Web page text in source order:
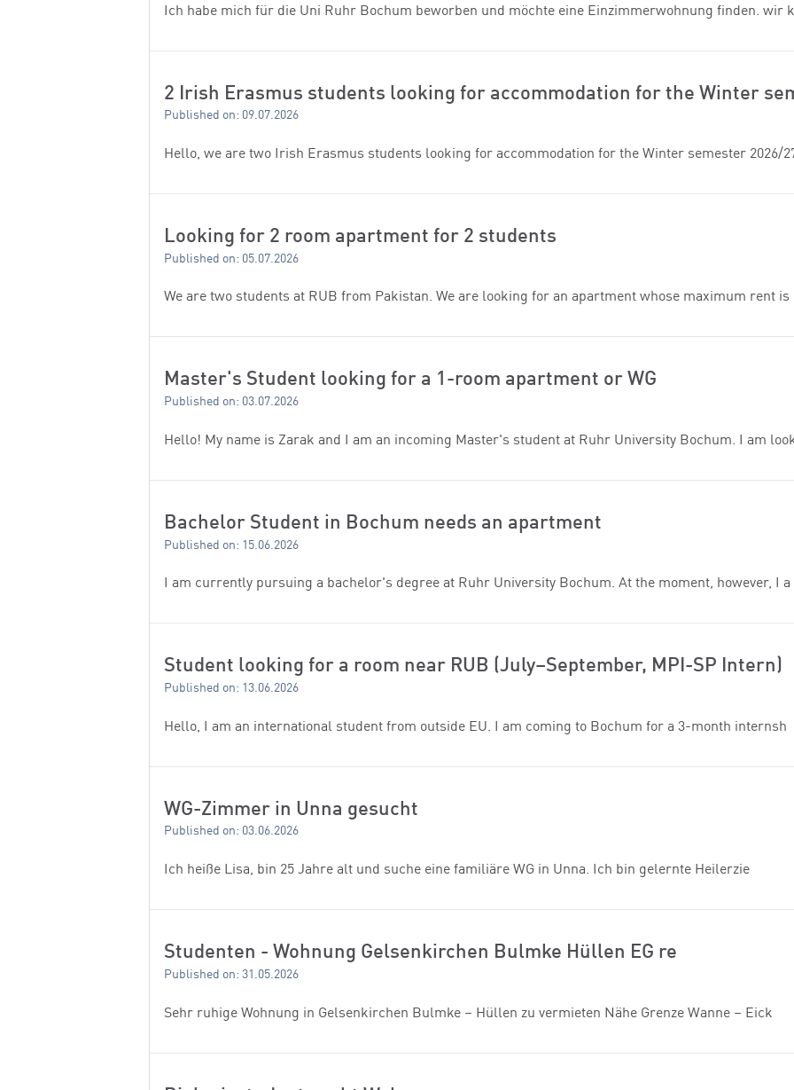
Ich habe mich für die Uni Ruhr Bochum beworben und möchte eine Einzimmerwohnung finden. wir
2 Irish Erasmus students looking for accommodation for the Winter
Published on: 09.07.2026
Hello, we are two Irish Erasmus students looking for accommodation for the Winter semester 2026/
Looking for 2 room apartment for 2 students
Published on: 05.07.2026
We are two students at RUB from Pakistan. We are looking for an apartment whose maximum rent is
Master's Student looking for a 1-room apartment or WG
Published on: 03.07.2026
Hello! My name is Zarak and I am an incoming Master's student at Ruhr University Bochum. I am
Bachelor Student in Bochum needs an apartment
Published on: 15.06.2026
I am currently pursuing a bachelor's degree at Ruhr University Bochum. At the moment, however, I a
Student looking for a room near RUB (July–September, MPI-SP Intern)
Published on: 13.06.2026
Hello, I am an international student from outside EU. I am coming to Bochum for a 3-month internsh
WG-Zimmer in Unna gesucht
Published on: 03.06.2026
Ich heiße Lisa, bin 25 Jahre alt und suche eine familiäre WG in Unna. Ich bin gelernte Heilerzie
Studenten - Wohnung Gelsenkirchen Bulmke Hüllen EG re
Published on: 31.05.2026
Sehr ruhige Wohnung in Gelsenkirchen Bulmke – Hüllen zu vermieten Nähe Grenze Wanne – Eick